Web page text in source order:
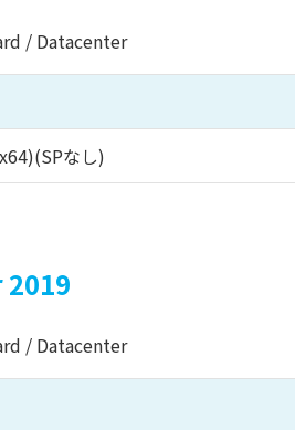
/ Datacenter
なし)
/ Datacenter